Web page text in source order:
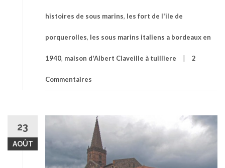
histoires de sous marins, les fort de l'ile de
porquerolles, les sous marins italiens a bordeaux en
1940, maison d'Albert Claveille à tuilliere 2
Commentaires
23
AOÛT